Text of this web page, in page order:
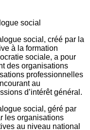
social, créé par la
à la formation
sociale, a pour
des organisations
professionnelles
au
d’intérêt général.
social, géré par
les organisations
au niveau national